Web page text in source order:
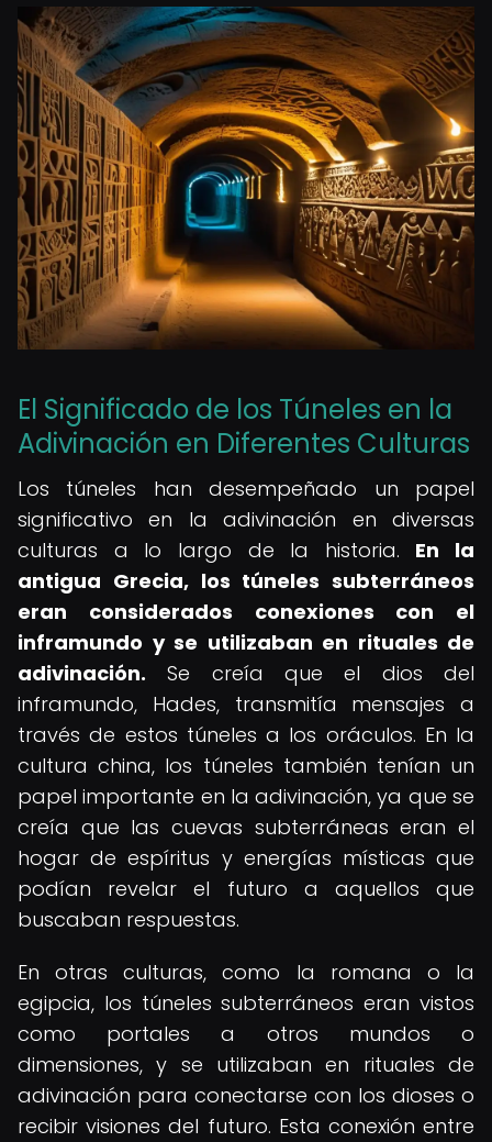
El Significado de los Túneles en la
Adivinación en Diferentes Culturas
Los túneles han desempeñado un papel
significativo en la adivinación en diversas
culturas a lo largo de la historia. En la
antigua Grecia, los túneles subterráneos
eran considerados conexiones con el
inframundo y se utilizaban en rituales de
adivinación. Se creía que el dios del
inframundo, Hades, transmitía mensajes a
través de estos túneles a los oráculos. En la
cultura china, los túneles también tenían un
papel importante en la adivinación, ya que se
creía que las cuevas subterráneas eran el
hogar de espíritus y energías místicas que
podían revelar el futuro a aquellos que
buscaban respuestas.
En otras culturas, como la romana o la
egipcia, los túneles subterráneos eran vistos
como portales a otros mundos o
dimensiones, y se utilizaban en rituales de
adivinación para conectarse con los dioses o
recibir visiones del futuro. Esta conexión entre